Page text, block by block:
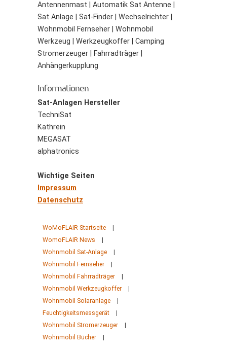
Antennenmast | Automatik Sat Antenne |
Sat Anlage | Sat-Finder | Wechselrichter |
Wohnmobil Fernseher | Wohnmobil
Werkzeug | Werkzeugkoffer | Camping
Stromerzeuger | Fahrradträger |
Anhängerkupplung
Informationen
Sat-Anlagen Hersteller
TechniSat
Kathrein
MEGASAT
alphatronics
Wichtige Seiten
Impressum
Datenschutz
WoMoFLAIR Startseite
WomoFLAIR News
Wohnmobil Sat-Anlage
Wohnmobil Fernseher
Wohnmobil Fahrradträger
Wohnmobil Werkzeugkoffer
Wohnmobil Solaranlage
Feuchtigkeitsmessgerät
Wohnmobil Stromerzeuger
Wohnmobil Bücher